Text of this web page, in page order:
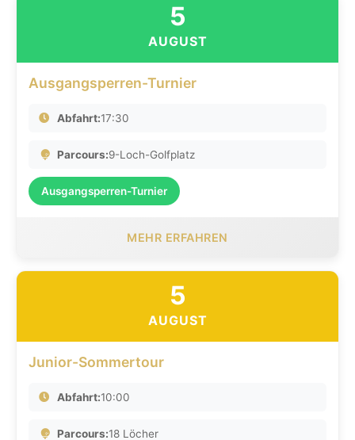
5
AUGUST
Ausgangsperren-Turnier
Abfahrt:17:30
Parcours:9-Loch-Golfplatz
Ausgangsperren-Turnier
MEHR ERFAHREN
5
AUGUST
Junior-Sommertour
Abfahrt:10:00
Parcours:18 Löcher